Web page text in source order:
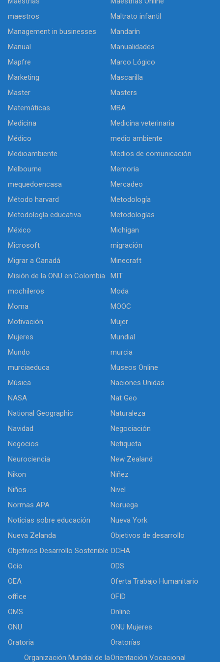
maestros
Maltrato infantil
Management in businesses
Mandarín
Manual
Manualidades
Mapfre
Marco Lógico
Marketing
Mascarilla
Master
Masters
Matemáticas
MBA
Medicina
Medicina veterinaria
Médico
medio ambiente
Medioambiente
Medios de comunicación
Melbourne
Memoria
mequedoencasa
Mercadeo
Método harvard
Metodología
Metodología educativa
Metodologías
México
Michigan
Microsoft
migración
Migrar a Canadá
Minecraft
Misión de la ONU en Colombia
MIT
mochileros
Moda
Moma
MOOC
Motivación
Mujer
Mujeres
Mundial
Mundo
murcia
murciaeduca
Museos Online
Música
Naciones Unidas
NASA
Nat Geo
National Geographic
Naturaleza
Navidad
Negociación
Negocios
Netiqueta
Neurociencia
New Zealand
Nikon
Niñez
Niños
Nivel
Normas APA
Noruega
Noticias sobre educación
Nueva York
Nueva Zelanda
Objetivos de desarrollo
Objetivos Desarrollo Sostenible OCHA
Ocio
ODS
OEA
Oferta Trabajo Humanitario
office
OFID
OMS
Online
ONU
ONU Mujeres
Oratoria
Oratorías
Organización Mundial de laOrientación Vocacional